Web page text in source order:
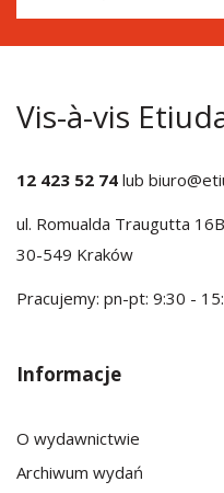
Vis-à-vis
12 423 52 74 lub
ul. Romualda Traugutta
30-549 Kraków
Pracujemy: pn-pt: 9:30 -
Informacje
O wydawnictwie
Archiwum wydań